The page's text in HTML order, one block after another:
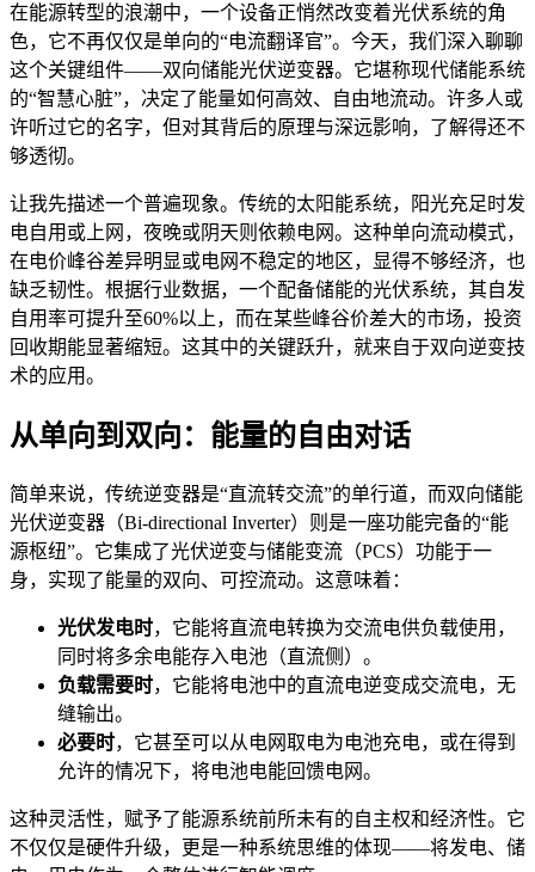
在能源转型的浪潮中，一个设备正悄然改变着光伏系统的角
色，它不再仅仅是单向的“电流翻译官”。今天，我们深入聊聊
这个关键组件——双向储能光伏逆变器。它堪称现代储能系统
的“智慧心脏”，决定了能量如何高效、自由地流动。许多人或
许听过它的名字，但对其背后的原理与深远影响，了解得还不
够透彻。
让我先描述一个普遍现象。传统的太阳能系统，阳光充足时发
电自用或上网，夜晚或阴天则依赖电网。这种单向流动模式，
在电价峰谷差异明显或电网不稳定的地区，显得不够经济，也
缺乏韧性。根据行业数据，一个配备储能的光伏系统，其自发
自用率可提升至60%以上，而在某些峰谷价差大的市场，投资
回收期能显著缩短。这其中的关键跃升，就来自于双向逆变技
术的应用。
从单向到双向：能量的自由对话
简单来说，传统逆变器是“直流转交流”的单行道，而双向储能
光伏逆变器（Bi-directional Inverter）则是一座功能完备的“能
源枢纽”。它集成了光伏逆变与储能变流（PCS）功能于一
身，实现了能量的双向、可控流动。这意味着：
光伏发电时，它能将直流电转换为交流电供负载使用，
同时将多余电能存入电池（直流侧）。
负载需要时，它能将电池中的直流电逆变成交流电，无
缝输出。
必要时，它甚至可以从电网取电为电池充电，或在得到
允许的情况下，将电池电能回馈电网。
这种灵活性，赋予了能源系统前所未有的自主权和经济性。它
不仅仅是硬件升级，更是一种系统思维的体现——将发电、储